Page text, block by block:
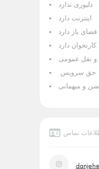
دلیوری ندارد
اینترنت دارد
فضای باز دارد
کارتخوان دارد
نقل عمومی
حق سرویس
و میهمانی
تماس
danjeh@